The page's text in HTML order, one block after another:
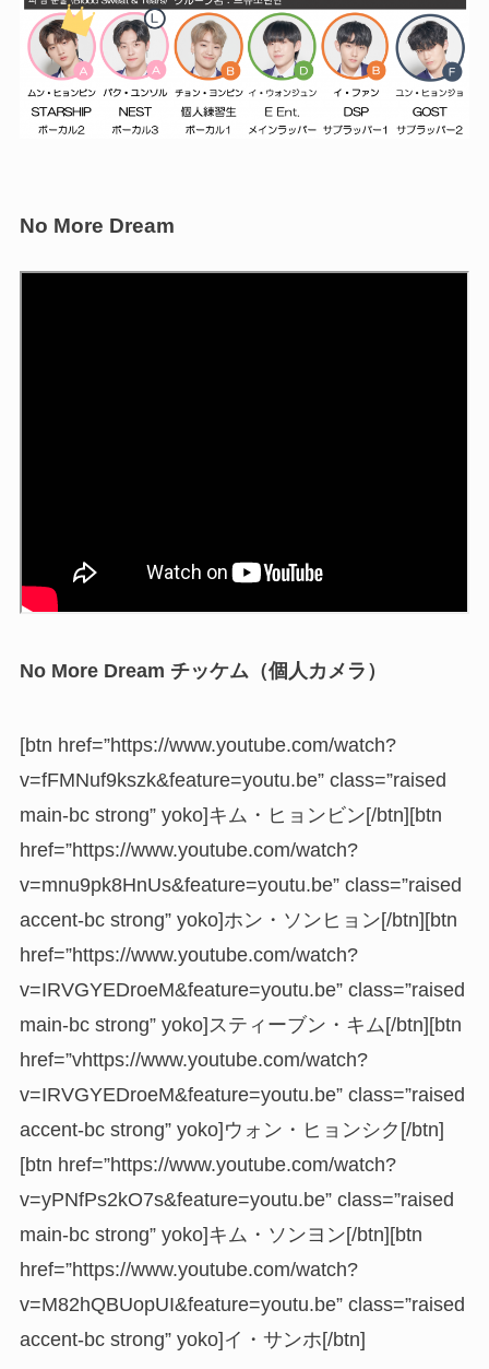
No More Dream
No More Dream チッケム（個人カメラ）
[btn href=”https://www.youtube.com/watch?
v=fFMNuf9kszk&feature=youtu.be” class=”raised
main-bc strong” yoko]キム・ヒョンビン[/btn][btn
href=”https://www.youtube.com/watch?
v=mnu9pk8HnUs&feature=youtu.be” class=”raised
accent-bc strong” yoko]ホン・ソンヒョン[/btn][btn
href=”https://www.youtube.com/watch?
v=IRVGYEDroeM&feature=youtu.be” class=”raised
main-bc strong” yoko]スティーブン・キム[/btn][btn
href=”vhttps://www.youtube.com/watch?
v=IRVGYEDroeM&feature=youtu.be” class=”raised
accent-bc strong” yoko]ウォン・ヒョンシク[/btn]
[btn href=”https://www.youtube.com/watch?
v=yPNfPs2kO7s&feature=youtu.be” class=”raised
main-bc strong” yoko]キム・ソンヨン[/btn][btn
href=”https://www.youtube.com/watch?
v=M82hQBUopUI&feature=youtu.be” class=”raised
accent-bc strong” yoko]イ・サンホ[/btn]